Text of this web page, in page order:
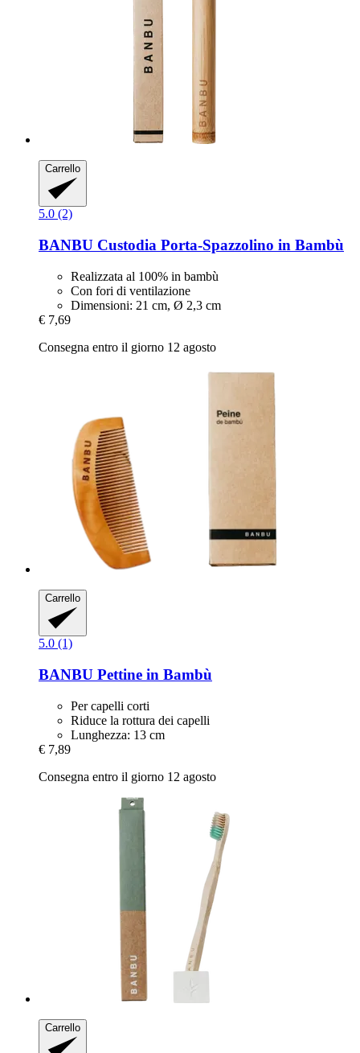
Carrello
5.0 (2)
BANBU Custodia Porta-​Spazzolino in Bambù
Realizzata al 100% in bambù
Con fori di ventilazione
Dimensioni: 21 cm, Ø 2,3 cm
€ 7,69
Consegna entro il giorno 12 agosto
Carrello
5.0 (1)
BANBU Pettine in Bambù
Per capelli corti
Riduce la rottura dei capelli
Lunghezza: 13 cm
€ 7,89
Consegna entro il giorno 12 agosto
Carrello